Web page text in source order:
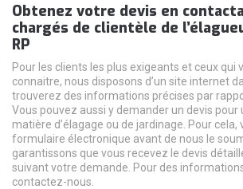
Obtenez votre devis en
chargés de clientèle de
RP
Pour les clients les plus exigeants et ceux qui
connaitre, nous disposons d’un site internet
trouverez des informations précises par
Vous pouvez aussi y demander un devis pour
matière d’élagage ou de jardinage. Pour cela,
formulaire électronique avant de nous le
garantissons que vous recevez le devis
suivant votre demande. Pour des
contactez-nous.